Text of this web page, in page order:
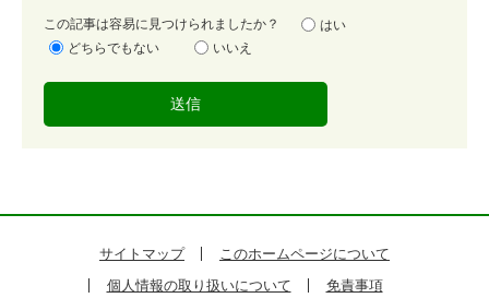
容
易
この記事は容易に見つけられましたか？
はい
どちらでもない
いいえ
サイトマップ
このホームページについて
個人情報の取り扱いについて
免責事項